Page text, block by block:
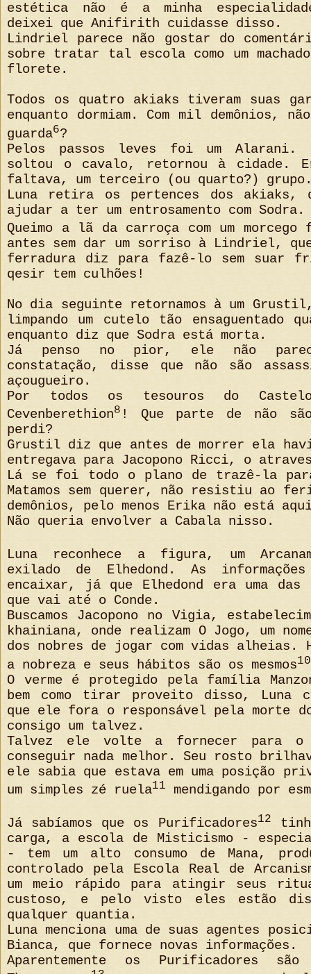
estética não é a minha
deixei que Anifirith cuidasse disso.
Lindriel parece não gostar do
sobre tratar tal escola como um
florete.
Todos os quatro akiaks tiveram suas
enquanto dormiam. Com mil demônios,
guarda6?
Pelos passos leves foi um Alarani.
soltou o cavalo, retornou à cidade.
faltava, um terceiro (ou quarto?)
Luna retira os pertences dos akiaks,
ajudar a ter um entrosamento com Sodra.
Queimo a lã da carroça com um morcego
antes sem dar um sorriso à Lindriel,
ferradura diz para fazê-lo sem suar
qesir tem culhões!
No dia seguinte retornamos à um
limpando um cutelo tão ensaguentado
enquanto diz que Sodra está morta.
Já penso no pior, ele não
constatação, disse que não são
açougueiro.
Por todos os tesouros do
Cevenberethion8 ! Que parte de não
perdi?
Grustil diz que antes de morrer ela
entregava para Jacopono Ricci, o
Lá se foi todo o plano de trazê-la
Matamos sem querer, não resistiu ao
demônios, pelo menos Erika não está
Não queria envolver a Cabala nisso.
Luna reconhece a figura, um
exilado de Elhedond. As
encaixar, já que Elhedond era uma das
que vai até o Conde.
Buscamos Jacopono no Vigia,
khainiana, onde realizam O Jogo, um
dos nobres de jogar com vidas alheias.
a nobreza e seus hábitos são os mesmos10
O verme é protegido pela família
bem como tirar proveito disso, Luna
que ele fora o responsável pela morte
consigo um talvez.
Talvez ele volte a fornecer para o
conseguir nada melhor. Seu rosto
ele sabia que estava em uma posição
um simples zé ruela11 mendigando por
Já sabíamos que os Purificadores12
carga, a escola de Misticismo -
- tem um alto consumo de Mana,
controlado pela Escola Real de
um meio rápido para atingir seus
custoso, e pelo visto eles estão
qualquer quantia.
Luna menciona uma de suas agentes
Bianca, que fornece novas informações.
Aparentemente os Purificadores são